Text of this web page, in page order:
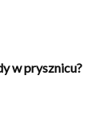
w prysznicu?